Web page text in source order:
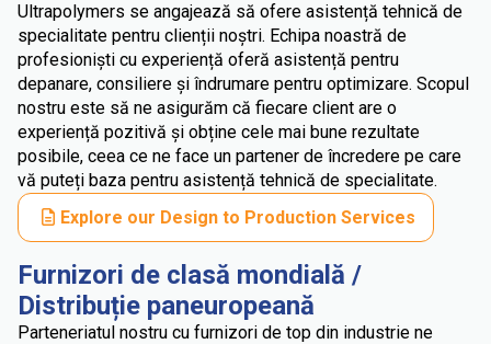
Ultrapolymers se angajează să ofere asistență tehnică de
specialitate pentru clienții noștri. Echipa noastră de
profesioniști cu experiență oferă asistență pentru
depanare, consiliere și îndrumare pentru optimizare. Scopul
nostru este să ne asigurăm că fiecare client are o
experiență pozitivă și obține cele mai bune rezultate
posibile, ceea ce ne face un partener de încredere pe care
vă puteți baza pentru asistență tehnică de specialitate.
Explore our Design to Production Services
Furnizori de clasă mondială /
Distribuție paneuropeană
Parteneriatul nostru cu furnizori de top din industrie ne